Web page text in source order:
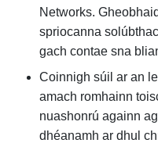
Networks.
spriocanna
gach contae sna
Coinnigh súil ar an
amach romhainn
nuashonrú againn
dhéanamh ar dhul